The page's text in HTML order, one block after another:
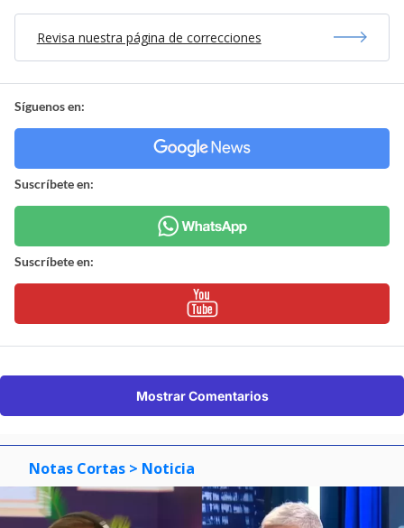
Revisa nuestra página de correcciones
Síguenos en:
Suscríbete en:
Suscríbete en:
Mostrar Comentarios
Notas Cortas > Noticia